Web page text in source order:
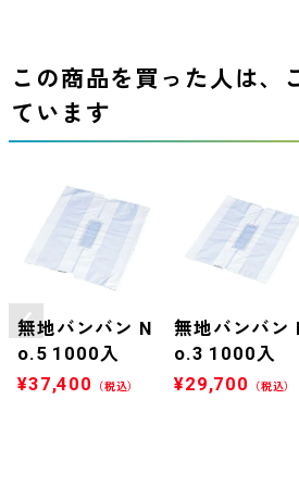
この商品を買った人は、
ています
無地バンバン N
o.5 1000入
¥37,400 （税込）
無地バンバン
o.3 1000入
¥29,700 （税込）